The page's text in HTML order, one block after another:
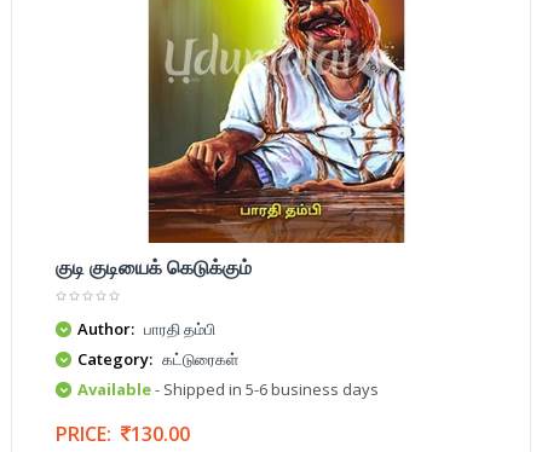
குடி குடியைக் கெடுக்கும்
Author: பாரதி தம்பி
Category: கட்டுரைகள்
Available- Shipped in 5-6 business days
PRICE: 130.00